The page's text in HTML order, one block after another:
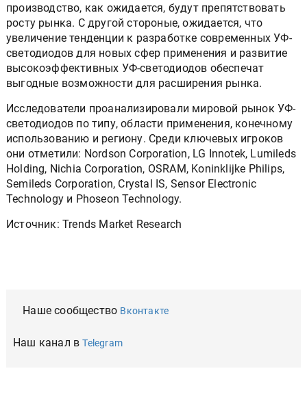
производство, как ожидается, будут препятствовать
росту рынка. С другой стороные, ожидается, что
увеличение тенденции к разработке современных УФ-
светодиодов для новых сфер применения и развитие
высокоэффективных УФ-светодиодов обеспечат
выгодные возможности для расширения рынка.
Исследователи проанализировали мировой рынок УФ-
светодиодов по типу, области применения, конечному
использованию и региону. Среди ключевых игроков
они отметили: Nordson Corporation, LG Innotek, Lumileds
Holding, Nichia Corporation, OSRAM, Koninklijke Philips,
Semileds Corporation, Crystal IS, Sensor Electronic
Technology и Phoseon Technology.
Источник: Trends Market Research
Наше сообщество Вконтакте
Наш канал вTelegram